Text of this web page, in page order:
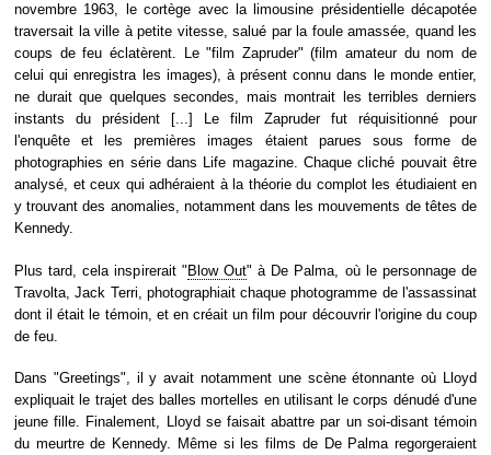
novembre 1963, le cortège avec la limousine présidentielle décapotée
traversait la ville à petite vitesse, salué par la foule amassée, quand les
coups de feu éclatèrent. Le "film Zapruder" (film amateur du nom de
celui qui enregistra les images), à présent connu dans le monde entier,
ne durait que quelques secondes, mais montrait les terribles derniers
instants du président [...] Le film Zapruder fut réquisitionné pour
l'enquête et les premières images étaient parues sous forme de
photographies en série dans Life magazine. Chaque cliché pouvait être
analysé, et ceux qui adhéraient à la théorie du complot les étudiaient en
y trouvant des anomalies, notamment dans les mouvements de têtes de
Kennedy.
Plus tard, cela inspirerait "Blow Out" à De Palma, où le personnage de
Travolta, Jack Terri, photographiait chaque photogramme de l'assassinat
dont il était le témoin, et en créait un film pour découvrir l'origine du coup
de feu.
Dans "Greetings", il y avait notamment une scène étonnante où Lloyd
expliquait le trajet des balles mortelles en utilisant le corps dénudé d'une
jeune fille. Finalement, Lloyd se faisait abattre par un soi-disant témoin
du meurtre de Kennedy. Même si les films de De Palma regorgeraient